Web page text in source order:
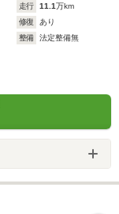
走行 11.1万km
修復
あり
整備
法定整備無